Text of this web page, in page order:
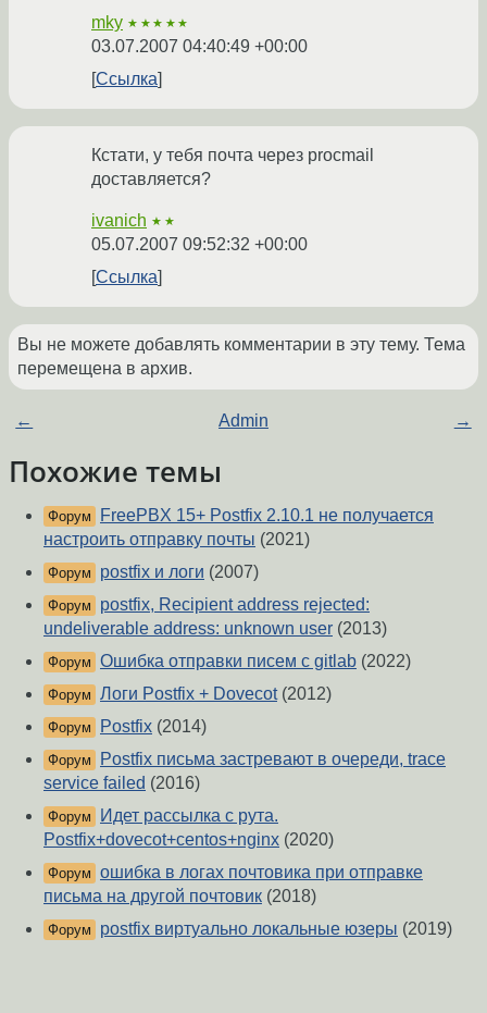
mky ★★★★★
03.07.2007 04:40:49 +00:00
Ссылка
Кстати, у тебя почта через procmail
доставляется?
ivanich ★★
05.07.2007 09:52:32 +00:00
Ссылка
Вы не можете добавлять комментарии в эту тему. Тема
перемещена в архив.
← Admin →
Похожие темы
Форум
FreePBX 15+ Postfix 2.10.1 не получается
настроить отправку почты (2021)
Форум postfix и логи (2007)
Форум
postfix, Recipient address rejected:
undeliverable address: unknown user (2013)
Форум Ошибка отправки писем с gitlab (2022)
Форум Логи Postfix + Dovecot(2012)
Форум Postfix (2014)
Форум
Postfix письма застревают в очереди, trace
service failed (2016)
Форум
Идет рассылка с рута.
Postfix+dovecot+centos+nginx (2020)
Форум ошибка в логах почтовика при отправке
письма на другой почтовик (2018)
Форум postfix виртуально локальные юзеры (2019)